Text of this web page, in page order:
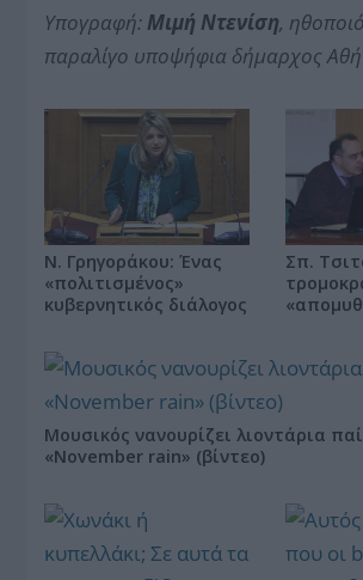
Υπογραφή: Μιμή Ντενίση,
παραλίγο υποψήφια δήμαρχος
Ν. Γρηγοράκου: Ένας
«πολιτισμένος»
κυβερνητικός διάλογος
Σπ.
Μουσικός νανουρίζει λιοντάρια
«November rain» (βίντεο)